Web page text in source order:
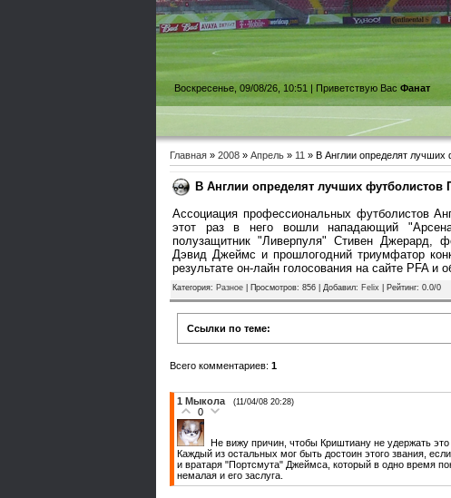
Воскресенье, 09/08/26, 10:51 | Приветствую Вас Фанат
Главная » 2008 » Апрель » 11 » В Англии определят лучших
В Англии определят лучших футболистов
Ассоциация профессиональных футболистов
этот раз в него вошли нападающий
полузащитник "Ливерпуля" Стивен Джерард,
Дэвид Джеймс и прошлогодний триумфатор
результате он-лайн голосования на сайте PFA и
Категория: Разное Просмотров: 856 | Добавил: Felix Рейтинг: 0.0/0
Ссылки по теме:
Всего комментариев: 1
1 Мыкола (11/04/08 20:28)
0
Не вижу причин, чтобы Криштиану не удержать
Каждый из остальных мог быть достоин этого звания,
и вратаря "Портсмута" Джеймса, который в одно время
немалая и его заслуга.